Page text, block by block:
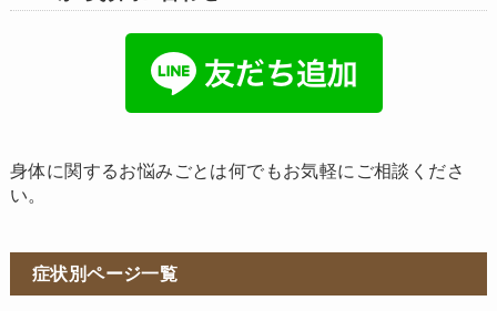
身体に関するお悩みごとは何でもお気軽にご相談くださ
い。
症状別ページ一覧